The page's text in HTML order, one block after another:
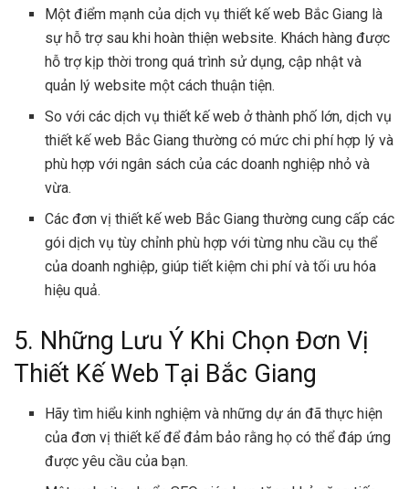
Một điểm mạnh của dịch vụ thiết kế web Bắc Giang là
sự hỗ trợ sau khi hoàn thiện website. Khách hàng được
hỗ trợ kịp thời trong quá trình sử dụng, cập nhật và
quản lý website một cách thuận tiện.
So với các dịch vụ thiết kế web ở thành phố lớn, dịch vụ
thiết kế web Bắc Giang thường có mức chi phí hợp lý và
phù hợp với ngân sách của các doanh nghiệp nhỏ và
vừa.
Các đơn vị thiết kế web Bắc Giang thường cung cấp các
gói dịch vụ tùy chỉnh phù hợp với từng nhu cầu cụ thể
của doanh nghiệp, giúp tiết kiệm chi phí và tối ưu hóa
hiệu quả.
5. Những Lưu Ý Khi Chọn Đơn Vị
Thiết Kế Web Tại Bắc Giang
Hãy tìm hiểu kinh nghiệm và những dự án đã thực hiện
của đơn vị thiết kế để đảm bảo rằng họ có thể đáp ứng
được yêu cầu của bạn.